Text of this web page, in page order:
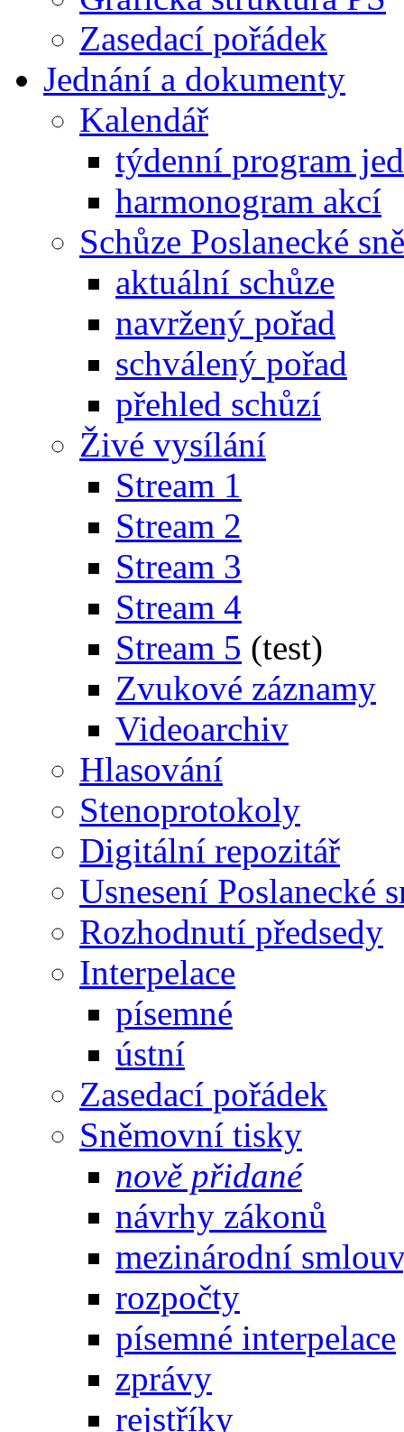
Zasedací pořádek
Jednání a dokumenty
Kalendář
týdenní program
harmonogram akcí
Schůze Poslanecké
aktuální schůze
navržený pořad
schválený pořad
přehled schůzí
Živé vysílání
Stream 1
Stream 2
Stream 3
Stream 4
Stream 5 (test)
Zvukové záznamy
Videoarchiv
Hlasování
Stenoprotokoly
Digitální repozitář
Usnesení Poslanecké
Rozhodnutí předsedy
Interpelace
písemné
ústní
Zasedací pořádek
Sněmovní tisky
nově přidané
návrhy zákonů
mezinárodní
rozpočty
písemné interpelace
zprávy
rejstříky